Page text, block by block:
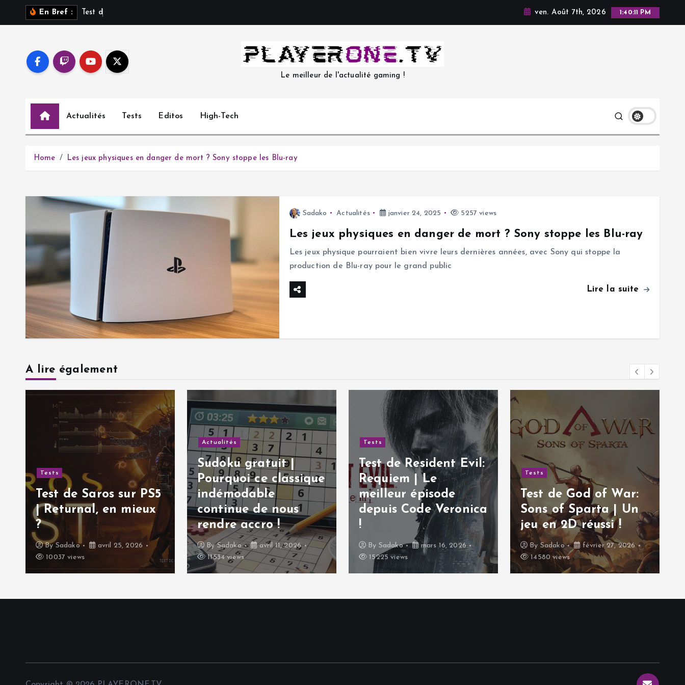
En Bref : est d ven. Août 7th, 2026 1:40:12 PM
Le meilleur de l'actualité gaming !
Actualités Tests Editos High-Tech
Home Les jeux physiques en danger de mort ? Sony stoppe les Blu-ray
Sadako Actualités janvier 24, 2025 5257 views
Les jeux physiques en danger de mort ? Sony stoppe les Blu-ray
Les jeux physique pourraient bien vivre leurs dernières années, avec Sony qui stoppe la
production de Blu-ray pour le grand public
Lire la suite
A lire également
Tests
Test de Saros sur PS5
| Returnal, en mieux
?
By Sadako
avril 25, 2026
10037 views
Actualités
Sudoku gratuit |
Pourquoi ce classique
indémodable
continue de nous
rendre accro !
BySadako
avril 11, 2026
11534 views
Tests
Test de Resident Evil:
Requiem | Le
meilleur épisode
depuis Code Veronica
!
By Sadako
mars 16, 2026
15225 views
Tests
Test de God of War:
Sons of Sparta | Un
jeu en 2D réussi !
By Sadako
février 27, 2026
14580 views